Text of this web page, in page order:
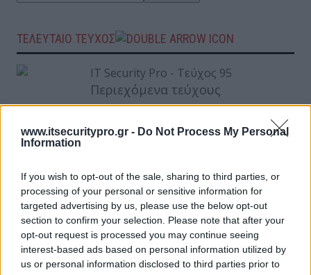
www.itsecuritypro.gr - Do Not Process My Personal
Information
If you wish to opt-out of the sale, sharing to third parties, or
processing of your personal or sensitive information for
targeted advertising by us, please use the below opt-out
section to confirm your selection. Please note that after your
opt-out request is processed you may continue seeing
interest-based ads based on personal information utilized by
us or personal information disclosed to third parties prior to
ΤΕΛΕΥΤΑΙΟ ΤΕΥΧΟΣ
Περιεχόμενα τεύχους